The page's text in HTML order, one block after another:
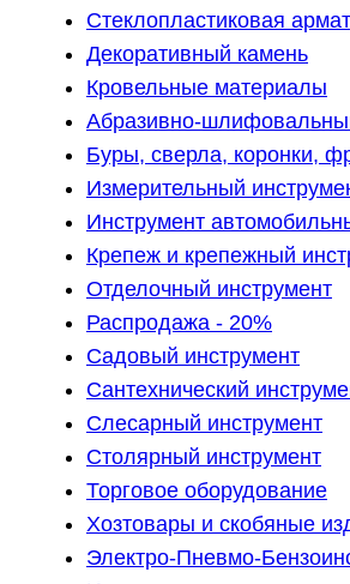
Стеклопластиковая
Декоративный камень
Кровельные материалы
Абразивно-
Буры, сверла, коронки,
Измерительный
Инструмент
Крепеж и крепежный
Отделочный инструмент
Распродажа - 20%
Садовый инструмент
Сантехнический
Слесарный инструмент
Столярный инструмент
Торговое оборудование
Хозтовары и скобяные
Электро-Пневмо-